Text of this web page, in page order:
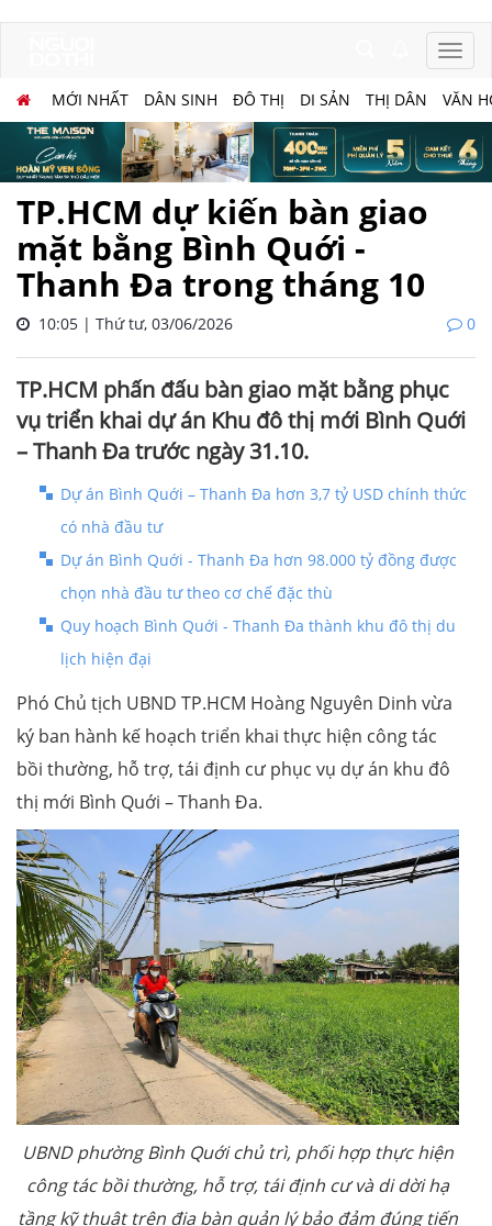
MỚI NHẤT DÂN SINH ĐÔ THỊ DI SẢN THỊ DÂN VĂN
TP.HCM dự kiến bàn giao
mặt bằng Bình Quới -
Thanh Đa trong tháng 10
10:05 | Thứ tư, 03/06/2026 0
TP.HCM phấn đấu bàn giao mặt bằng phục
vụ triển khai dự án Khu đô thị mới Bình Quới
– Thanh Đa trước ngày 31.10.
Dự án Bình Quới – Thanh Đa hơn 3,7 tỷ USD chính thức
có nhà đầu tư
Dự án Bình Quới - Thanh Đa hơn 98.000 tỷ đồng được
chọn nhà đầu tư theo cơ chế đặc thù
Quy hoạch Bình Quới - Thanh Đa thành khu đô thị du
lịch hiện đại
Phó Chủ tịch UBND TP.HCM Hoàng Nguyên Dinh vừa
ký ban hành kế hoạch triển khai thực hiện công tác
bồi thường, hỗ trợ, tái định cư phục vụ dự án khu đô
thị mới Bình Quới – Thanh Đa.
UBND phường Bình Quới chủ trì, phối hợp thực hiện
công tác bồi thường, hỗ trợ, tái định cư và di dời hạ
tầng kỹ thuật trên địa bàn quản lý bảo đảm đúng tiến